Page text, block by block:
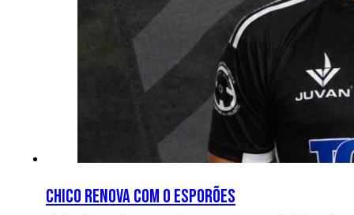
Chico renova com o Esporões